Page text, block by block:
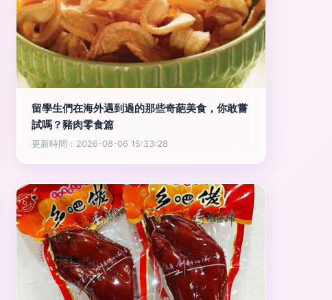
留學生們在海外遇到過的那些奇葩美食，你敢嘗
試嗎？豬肉零食篇
更新時間：2026-08-06 15:33:28